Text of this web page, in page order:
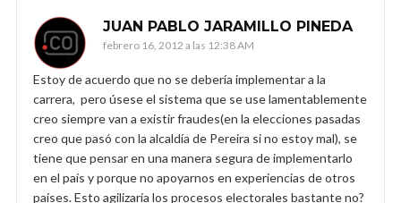
JUAN PABLO JARAMILLO PINEDA
febrero 16, 2012 a las 12:38 AM
Estoy de acuerdo que no se debería implementar a la
carrera, pero úsese el sistema que se use lamentablemente
creo siempre van a existir fraudes(en la elecciones pasadas
creo que pasó con la alcaldía de Pereira si no estoy mal), se
tiene que pensar en una manera segura de implementarlo
en el país y porque no apoyarnos en experiencias de otros
países. Esto agilizaría los procesos electorales bastante no?